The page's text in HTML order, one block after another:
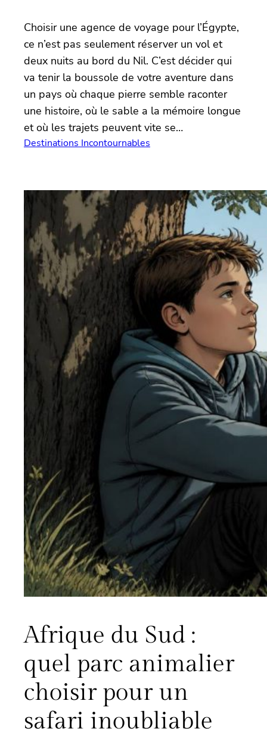
Choisir une agence de voyage pour l’Égypte,
ce n’est pas seulement réserver un vol et
deux nuits au bord du Nil. C’est décider qui
va tenir la boussole de votre aventure dans
un pays où chaque pierre semble raconter
une histoire, où le sable a la mémoire longue
et où les trajets peuvent vite se…
Destinations Incontournables
Afrique du Sud :
quel parc animalier
choisir pour un
safari inoubliable